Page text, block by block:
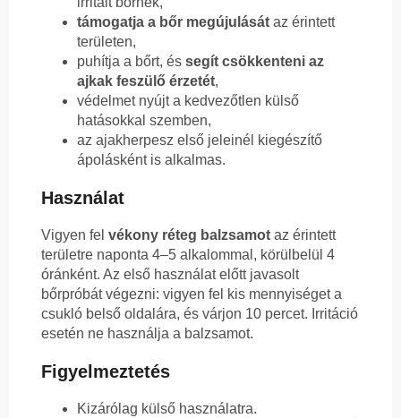
támogatja a bőr megújulását az érintett
területen,
puhítja a bőrt, és segít csökkenteni az
ajkak feszülő érzetét,
védelmet nyújt a kedvezőtlen külső
hatásokkal szemben,
az ajakherpesz első jeleinél kiegészítő
ápolásként is alkalmas.
Használat
Vigyen fel vékony réteg balzsamot az érintett
területre naponta 4–5 alkalommal, körülbelül 4
óránként. Az első használat előtt javasolt
bőrpróbát végezni: vigyen fel kis mennyiséget a
csukló belső oldalára, és várjon 10 percet. Irritáció
esetén ne használja a balzsamot.
Figyelmeztetés
Kizárólag külső használatra.